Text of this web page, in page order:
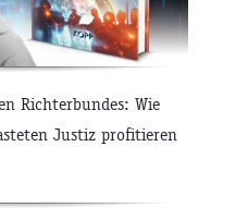
Richterbundes: Wie
Justiz profitieren